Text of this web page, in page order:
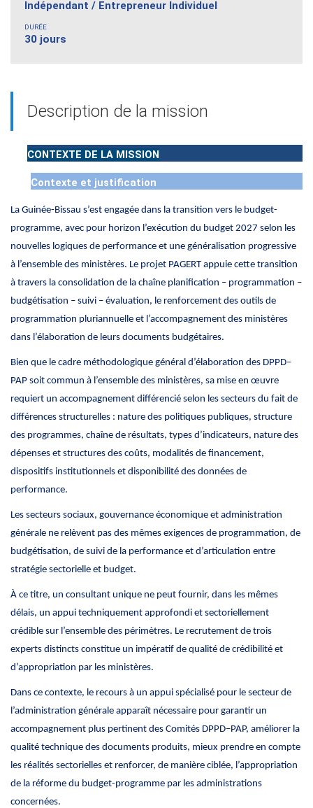
Indépendant / Entrepreneur Individuel
DURÉE
30 jours
Description de la mission
CONTEXTE DE LA MISSION
Contexte et justification
La Guinée-Bissau s’est engagée dans la transition vers le budget-
programme, avec pour horizon l’exécution du budget 2027 selon les
nouvelles logiques de performance et une généralisation progressive
à l’ensemble des ministères. Le projet PAGERT appuie cette transition
à travers la consolidation de la chaîne planification – programmation –
budgétisation – suivi – évaluation, le renforcement des outils de
programmation pluriannuelle et l’accompagnement des ministères
dans l’élaboration de leurs documents budgétaires.
Bien que le cadre méthodologique général d’élaboration des DPPD–
PAP soit commun à l’ensemble des ministères, sa mise en œuvre
requiert un accompagnement différencié selon les secteurs du fait de
différences structurelles : nature des politiques publiques, structure
des programmes, chaîne de résultats, types d’indicateurs, nature des
dépenses et structures des coûts, modalités de financement,
dispositifs institutionnels et disponibilité des données de
performance.
Les secteurs sociaux, gouvernance économique et administration
générale ne relèvent pas des mêmes exigences de programmation, de
budgétisation, de suivi de la performance et d’articulation entre
stratégie sectorielle et budget.
À ce titre, un consultant unique ne peut fournir, dans les mêmes
délais, un appui techniquement approfondi et sectoriellement
crédible sur l’ensemble des périmètres. Le recrutement de trois
experts distincts constitue un impératif de qualité de crédibilité et
d’appropriation par les ministères.
Dans ce contexte, le recours à un appui spécialisé pour le secteur de
l’administration générale apparaît nécessaire pour garantir un
accompagnement plus pertinent des Comités DPPD–PAP, améliorer la
qualité technique des documents produits, mieux prendre en compte
les réalités sectorielles et renforcer, de manière ciblée, l’appropriation
de la réforme du budget-programme par les administrations
concernées.